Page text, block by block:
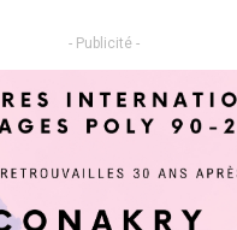
- Publicité -